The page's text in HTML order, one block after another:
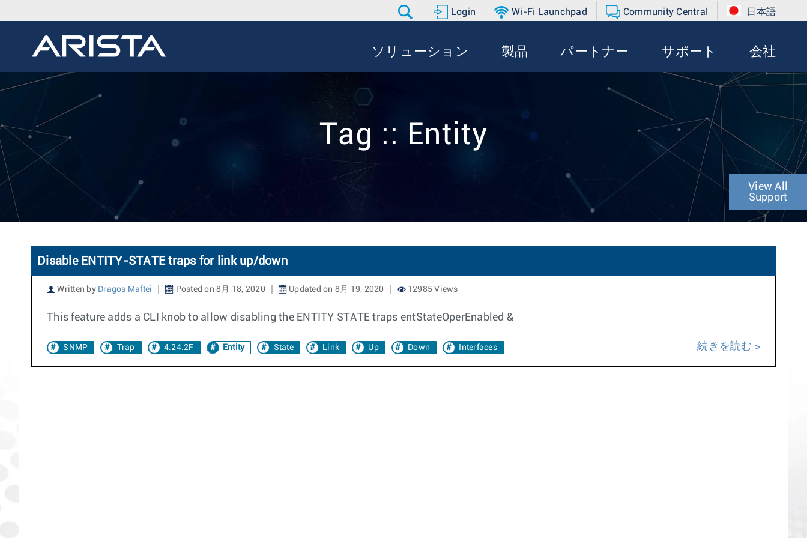
Login Wi-Fi Launchpad Community Central 日本語
ソリューション 製品 パートナー サポート 会社
Tag :: Entity
View All
Support
Disable ENTITY-STATE traps for link up/down
Written by Dragos Maftei Posted on 8月 18, 2020 Updated on 8月 19, 2020 12985 Views
This feature adds a CLI knob to allow disabling the ENTITY STATE traps entStateOperEnabled &
SNMP Trap 4.24.2F Entity State Link Up Down Interfaces 続きを読む